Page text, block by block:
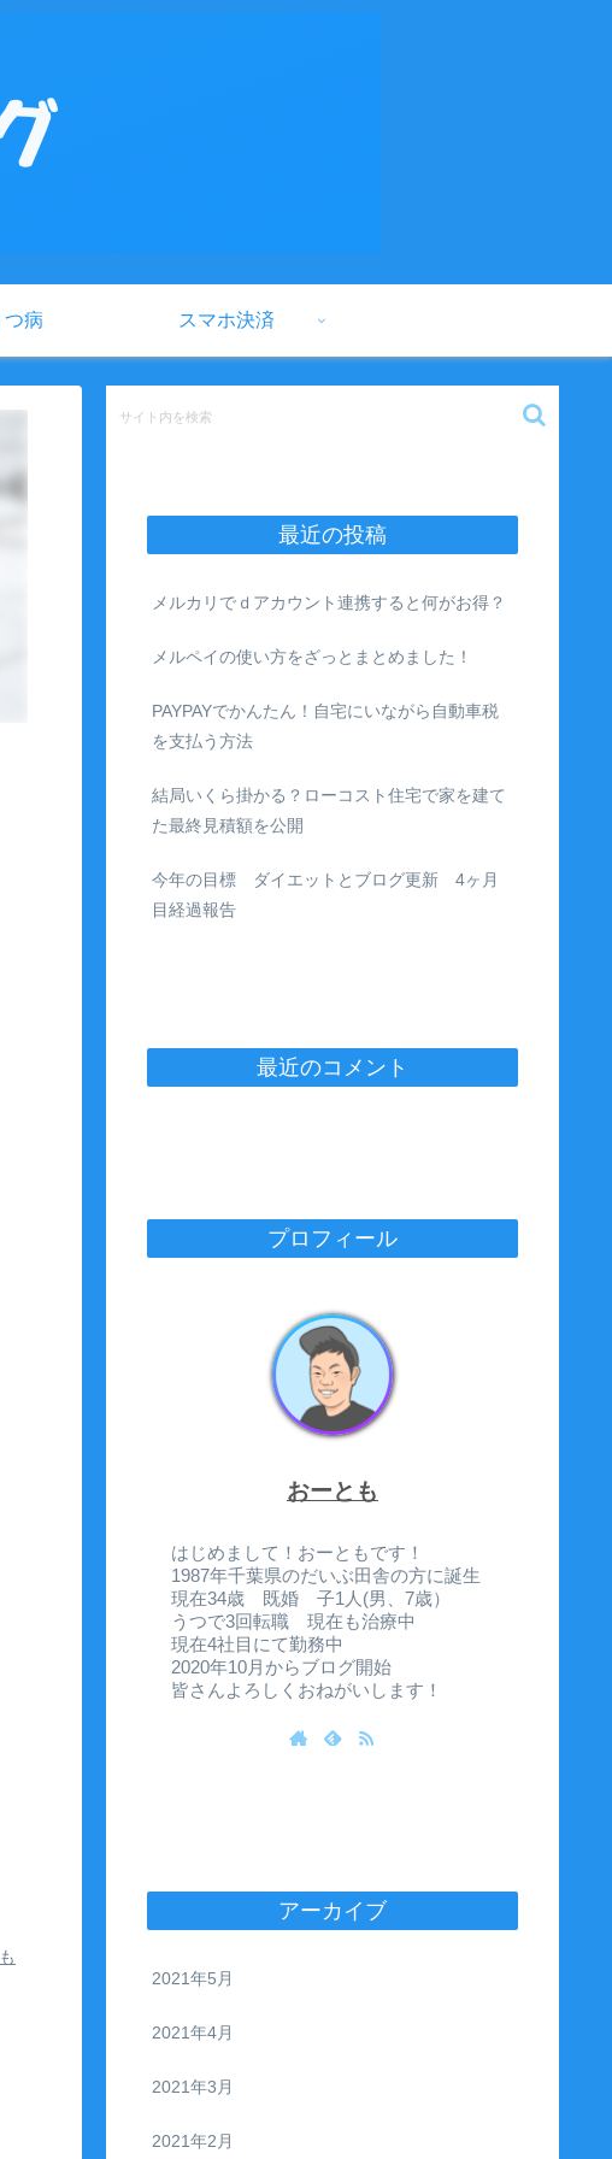
つ病 スマホ決済
最近の投稿
メルカリでｄアカウント連携すると何がお得？
メルペイの使い方をざっとまとめました！
PAYPAYでかんたん！自宅にいながら自動車税
を支払う方法
結局いくら掛かる？ローコスト住宅で家を建て
た最終見積額を公開
今年の目標 ダイエットとブログ更新 4ヶ月
目経過報告
最近のコメント
プロフィール
おーとも
はじめまして！おーともです！
1987年千葉県のだいぶ田舎の方に誕生
現在34歳 既婚 子1人(男、7歳）
うつで3回転職 現在も治療中
現在4社目にて勤務中
2020年10月からブログ開始
皆さんよろしくおねがいします！
アーカイブ
2021年5月
2021年4月
2021年3月
2021年2月